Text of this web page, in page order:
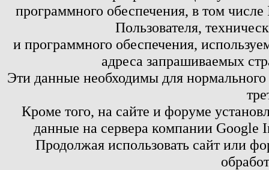
программного обеспечения, в том
Пользователя,
и программного обеспечения,
адреса запрашиваемых
Эти данные необходимы для
Кроме того, на сайте и форуме
данные на сервера компании
Продолжая использовать сайт или